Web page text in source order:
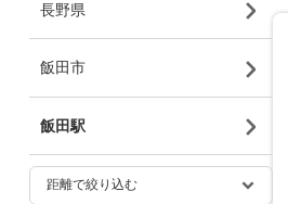
長野県
飯田市
飯田駅